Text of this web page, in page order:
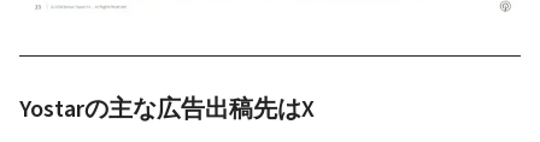
Yostarの主な広告出稿先はX